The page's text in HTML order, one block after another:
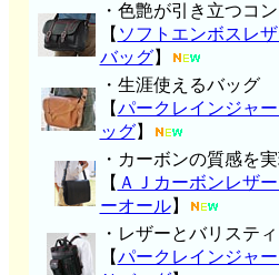
・色艶が引き立つコ
【 ソフトエンボスレ
バッグ】
・生涯使えるバッグ
【パークレインジャ
ッグ】
・カーボンの質感を
【 ＡＪカーボンレザ
ーオール】
・レザーとバリステ
【パークレインジャ